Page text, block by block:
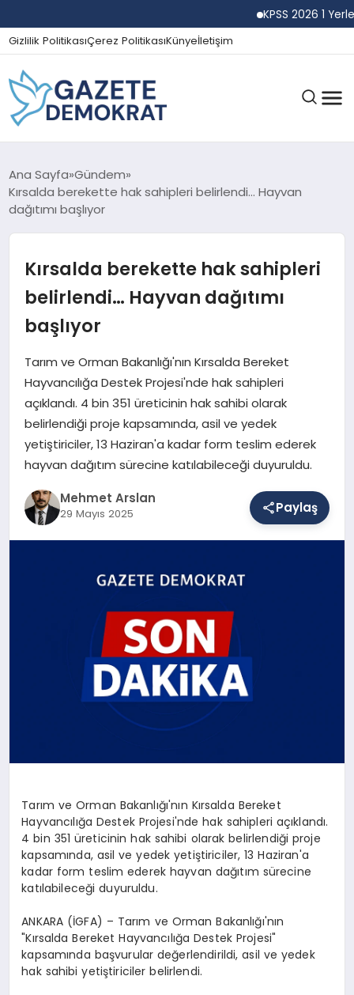
KPSS 2026 1
Gizlilik PolitikasıÇerez PolitikasıKünyeİletişim
GÜNDEM
EKONOMI
SPOR
SAĞLIK
EĞITIM
DÜNYA
Ana Sayfa Gündem
Kırsalda berekette hak sahipleri belirlendi… Hayvan
dağıtımı başlıyor
Kırsalda berekette hak sahipleri
belirlendi… Hayvan dağıtımı
başlıyor
Tarım ve Orman Bakanlığı'nın Kırsalda Bereket
Hayvancılığa Destek Projesi'nde hak sahipleri
açıklandı. 4 bin 351 üreticinin hak sahibi olarak
belirlendiği proje kapsamında, asil ve yedek
yetiştiriciler, 13 Haziran'a kadar form teslim ederek
hayvan dağıtım sürecine katılabileceği duyuruldu.
Mehmet Arslan
29 Mayıs 2025 Paylaş
Tarım ve Orman Bakanlığı'nın Kırsalda Bereket
Hayvancılığa Destek Projesi'nde hak sahipleri açıklandı.
4 bin 351 üreticinin hak sahibi olarak belirlendiği proje
kapsamında, asil ve yedek yetiştiriciler, 13 Haziran'a
kadar form teslim ederek hayvan dağıtım sürecine
katılabileceği duyuruldu.
ANKARA (İGFA) – Tarım ve Orman Bakanlığı'nın
"Kırsalda Bereket Hayvancılığa Destek Projesi"
kapsamında başvurular değerlendirildi, asil ve yedek
hak sahibi yetiştiriciler belirlendi.